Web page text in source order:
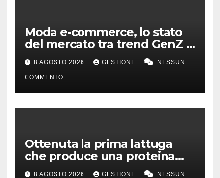
Moda e-commerce, lo stato
del mercato tra trend GenZ e
second hand
8 AGOSTO 2026 GESTIONE NESSUN
COMMENTO
Ottenuta la prima lattuga
che produce una proteina
chiave della carne
8 AGOSTO 2026 GESTIONE NESSUN